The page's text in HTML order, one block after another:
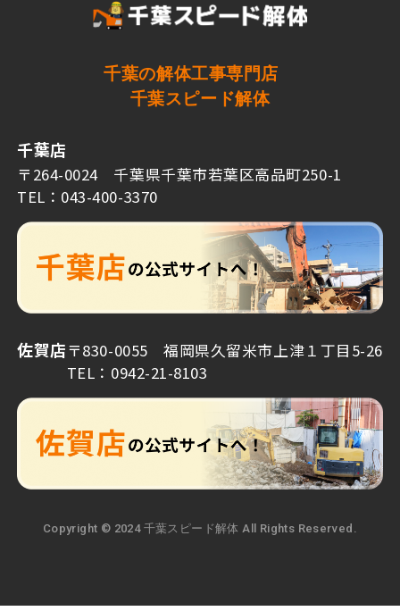
千葉の解体工事専門店
千葉スピード解体
千葉店
〒264-0024 千葉県千葉市若葉区高品町250-1
TEL：043-400-3370
佐賀店〒830-0055 福岡県久留米市上津１丁目5-26
TEL：0942-21-8103
Copyright © 2024 千葉スピード解体 All Rights Reserved.